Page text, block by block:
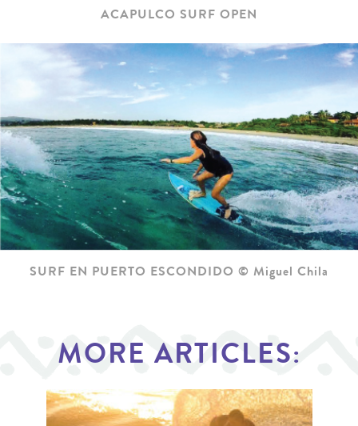
ACAPULCO SURF OPEN
SURF EN PUERTO ESCONDIDO © Miguel Chila
MORE ARTICLES: